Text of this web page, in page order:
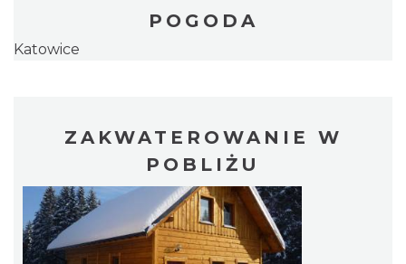
POGODA
Katowice
ZAKWATEROWANIE W
POBLIŻU